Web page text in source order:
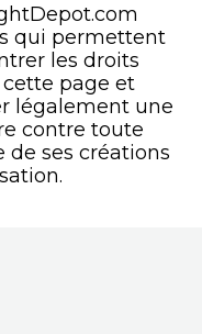
qui permettent
les droits
page et
légalement une
contre toute
de ses créations